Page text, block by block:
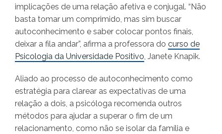
implicações de uma relação afetiva e conjugal. “Não
basta tomar um comprimido, mas sim buscar
autoconhecimento e saber colocar pontos finais,
deixar a fila andar”, afirma a professora do curso de
Psicologia da Universidade Positivo, Janete Knapik.
Aliado ao processo de autoconhecimento como
estratégia para clarear as expectativas de uma
relação a dois, a psicóloga recomenda outros
métodos para ajudar a superar o fim de um
relacionamento, como não se isolar da família e